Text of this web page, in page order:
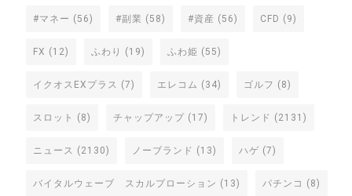
#マネー (56) #副業 (58) #資産 (56) CFD (9)
FX (12) ふわり (19) ふわ姫 (55)
イクオスEXプラス (7) エレコム (34) ゴルフ (8)
スロット (8) チャップアップ (17) トレンド (2131)
ニュース (2130) ノーブランド (13) ハゲ (7)
バイタルウェーブ スカルプローション (13) パチンコ (8)